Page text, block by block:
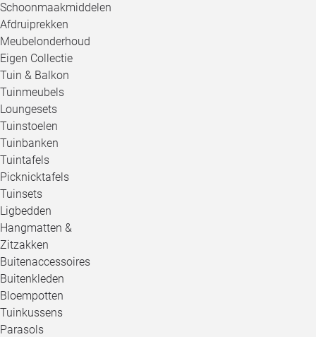
Schoonmaakmiddelen
Afdruiprekken
Meubelonderhoud
Eigen Collectie
Tuin & Balkon
Tuinmeubels
Loungesets
Tuinstoelen
Tuinbanken
Tuintafels
Picknicktafels
Tuinsets
Ligbedden
Hangmatten &
Zitzakken
Buitenaccessoires
Buitenkleden
Bloempotten
Tuinkussens
Parasols